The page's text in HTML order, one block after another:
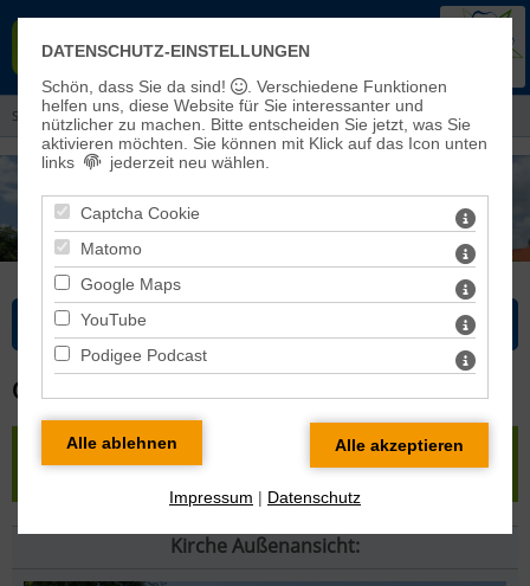
EISLEBEN-SÖMMERDA
Sie sind hier: Kirchenkreis > Pfarrbereiche und Kirchengemeinden
Bitte wählen Sie...
OBERRISSDORF
« zurück|Karte|
Pfarrbereich Seegebiet Mansfelder
Kirche Außenansicht:
DATENSCHUTZ-EINSTELLUNGEN
Schön, dass Sie da sind!
. Verschiedene Funktionen
helfen uns, diese Website für Sie interessanter und
nützlicher zu machen.
Bitte entscheiden Sie jetzt, was Sie
aktivieren möchten. Sie können mit Klick auf das Icon unten
links
jederzeit neu wählen.
Captcha Cookie
Matomo
Google Maps
YouTube
Podigee Podcast
Impressum | Datenschutz